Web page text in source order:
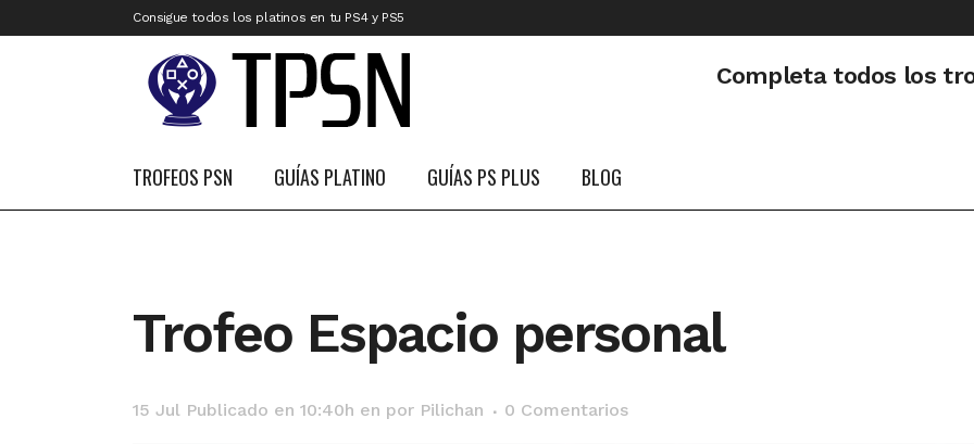
Consigue todos los platinos en tu PS4 y PS5
Completa todos los
TROFEOS PSN GUÍAS PLATINO GUÍAS PS PLUS BLOG
Trofeo Espacio personal
15 Jul Publicado en 10:40h en por Pilichan 0 Comentarios